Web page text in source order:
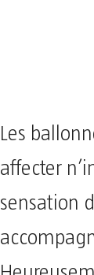
Les
affecter
sensation